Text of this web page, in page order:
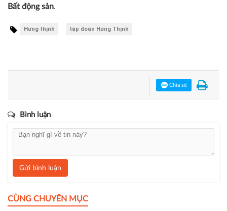
Bất động sản.
Hưng thịnh tập đoàn Hưng Thịnh
Chia sẻ
Bình luận
Gửi bình luận
CÙNG CHUYÊN MỤC